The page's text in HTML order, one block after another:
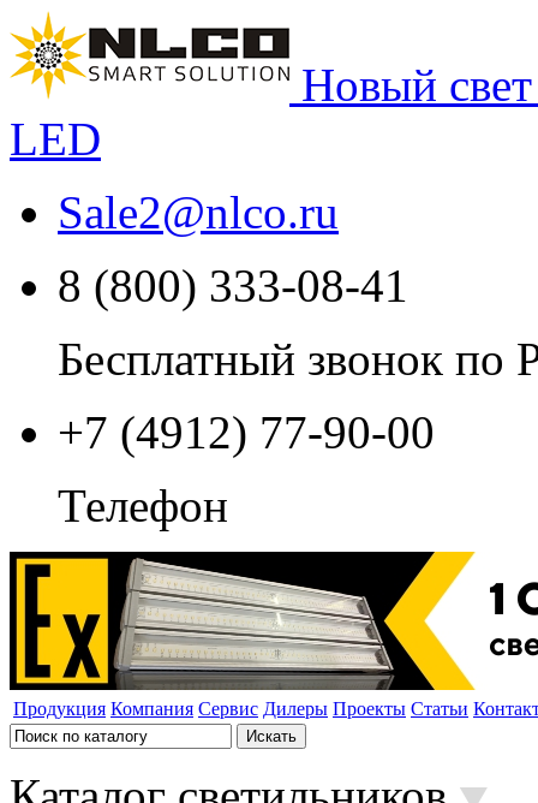
Новый
LED
Sale2@nlco.ru
8 (800) 333-08-41
Бесплатный звонок по
+7 (4912) 77-90-00
Телефон
Продукция Компания Сервис Дилеры Проекты Статьи